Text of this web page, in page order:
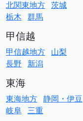
北関東地方 茨城
栃木 群馬
甲信越
甲信越地方 山梨
長野
新潟
東海
東海地方 静岡・伊豆
岐阜 三重